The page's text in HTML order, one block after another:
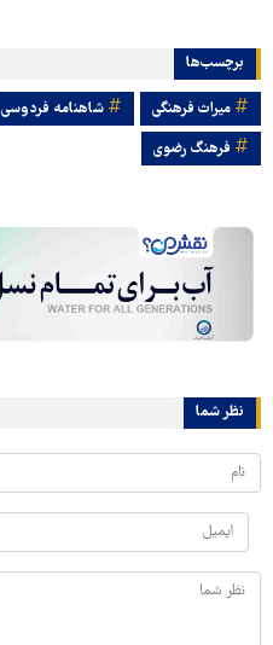
برچسب‌ها
میراث فرهنگی شاهنامه فردوسی
فرهنگ رضوی
نظر شما